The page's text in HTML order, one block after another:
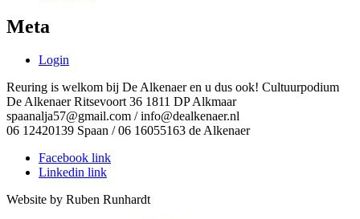
Meta
Login
Reuring is welkom bij De Alkenaer en u dus ook! Cultuurpodium
De Alkenaer Ritsevoort 36 1811 DP Alkmaar
spaanalja57@gmail.com / info@dealkenaer.nl
06 12420139 Spaan / 06 16055163 de Alkenaer
Facebook link
Linkedin link
Website by Ruben Runhardt